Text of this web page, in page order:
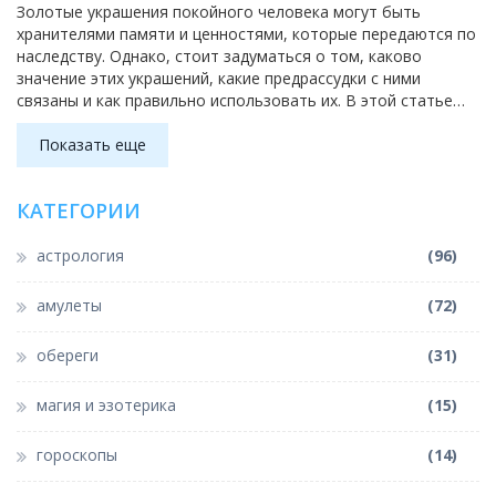
Золотые украшения покойного человека могут быть
хранителями памяти и ценностями, которые передаются по
наследству. Однако, стоит задуматься о том, каково
значение этих украшений, какие предрассудки с ними
связаны и как правильно использовать их. В этой статье
рассмотрим традиции, связанные с ношением подобных
амулетов, и предоставим советы по их безопасному
хранению и ношению. Узнаем, что говорят о золотых
положительную энергетику.
Показать еще
КАТЕГОРИИ
астрология (96)
амулеты (72)
обереги (31)
магия и эзотерика (15)
гороскопы (14)